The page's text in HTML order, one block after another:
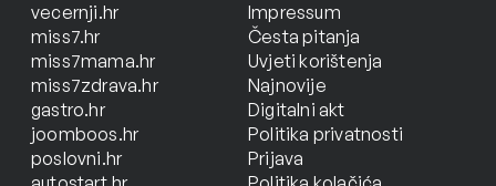
vecernji.hr
miss7.hr
miss7mama.hr
miss7zdrava.hr
gastro.hr
joomboos.hr
poslovni.hr
Impressum
Česta pitanja
Uvjeti korištenja
Najnovije
Digitalni akt
Politika privatnosti
Prijava